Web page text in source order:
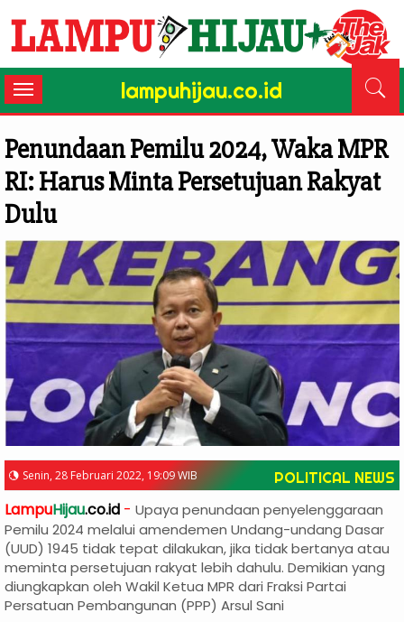
lampuhijau.co.id
Toggle
navigation
Penundaan Pemilu 2024, Waka MPR
RI: Harus Minta Persetujuan Rakyat
Dulu
Senin, 28 Februari 2022, 19:09 WIB POLITICAL NEWS
LampuHijau.co.id - Upaya penundaan penyelenggaraan
Pemilu 2024 melalui amendemen Undang-undang Dasar
(UUD) 1945 tidak tepat dilakukan, jika tidak bertanya atau
meminta persetujuan rakyat lebih dahulu. Demikian yang
diungkapkan oleh Wakil Ketua MPR dari Fraksi Partai
Persatuan Pembangunan (PPP) Arsul Sani